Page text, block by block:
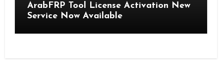
ArabFRP Tool License Activation New
Service Now Available